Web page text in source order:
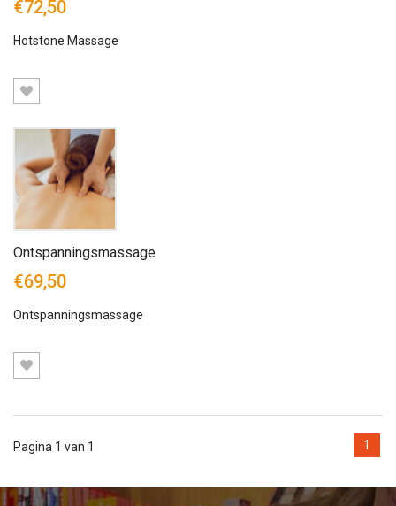
€72,50
Hotstone Massage
Ontspanningsmassage
€69,50
Ontspanningsmassage
Pagina 1 van 1 1